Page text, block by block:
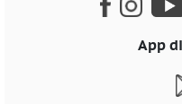
App